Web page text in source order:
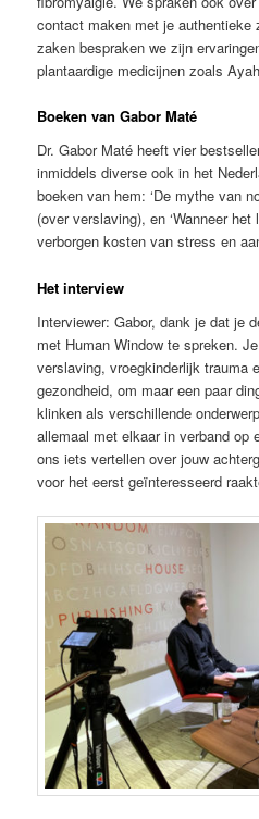
contact maken met je authentieke
zaken bespraken we zijn
plantaardige medicijnen zoals
Boeken van Gabor Maté
Dr. Gabor Maté heeft vier
inmiddels diverse ook in het
boeken van hem: ‘De mythe van
(over verslaving), en ‘Wanneer
verborgen kosten van stress en
Het interview
Interviewer: Gabor, dank je dat je
met Human Window te spreken.
verslaving, vroegkinderlijk trauma
gezondheid, om maar een paar
klinken als verschillende
allemaal met elkaar in verband op
ons iets vertellen over jouw
voor het eerst geïnteresseerd